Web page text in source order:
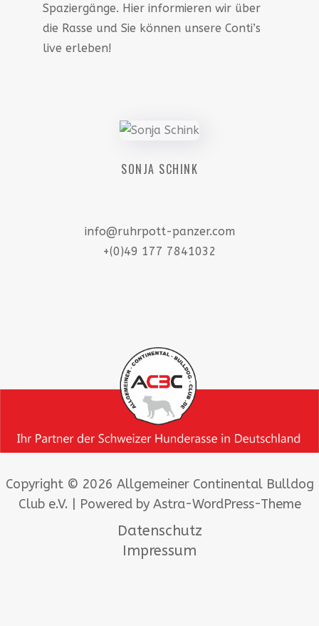
Spaziergänge. Hier informieren wir über
die Rasse und Sie können unsere Conti’s
live erleben!
SONJA SCHINK
info@ruhrpott-panzer.com
+(0)49 177 7841032
Copyright © 2026 Allgemeiner Continental Bulldog
Club e.V. | Powered by Astra-WordPress-Theme
Datenschutz
Impressum